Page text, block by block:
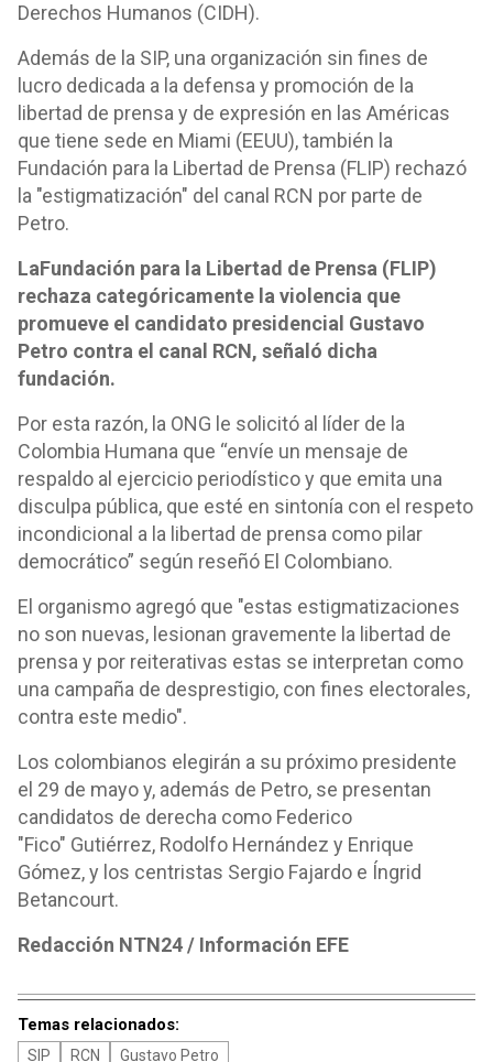
Derechos Humanos (CIDH).
Además de la SIP, una organización sin fines de
lucro dedicada a la defensa y promoción de la
libertad de prensa y de expresión en las Américas
que tiene sede en Miami (EEUU), también la
Fundación para la Libertad de Prensa (FLIP) rechazó
la "estigmatización" del canal RCN por parte de
Petro.
LaFundación para la Libertad de Prensa (FLIP)
rechaza categóricamente la violencia que
promueve el candidato presidencial Gustavo
Petro contra el canal RCN, señaló dicha
fundación.
Por esta razón, la ONG le solicitó al líder de la
Colombia Humana que “envíe un mensaje de
respaldo al ejercicio periodístico y que emita una
disculpa pública, que esté en sintonía con el respeto
incondicional a la libertad de prensa como pilar
democrático” según reseñó El Colombiano.
El organismo agregó que "estas estigmatizaciones
no son nuevas, lesionan gravemente la libertad de
prensa y por reiterativas estas se interpretan como
una campaña de desprestigio, con fines electorales,
contra este medio".
Los colombianos elegirán a su próximo presidente
el 29 de mayo y, además de Petro, se presentan
candidatos de derecha como Federico
"Fico" Gutiérrez, Rodolfo Hernández y Enrique
Gómez, y los centristas Sergio Fajardo e Íngrid
Betancourt.
Redacción NTN24 / Información EFE
Temas relacionados:
SIP RCN Gustavo Petro